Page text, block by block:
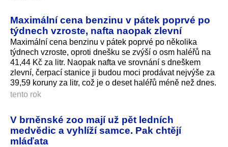
Maximální cena benzinu v pátek poprvé po
týdnech vzroste, nafta naopak zlevní
Maximální cena benzinu v pátek poprvé po několika
týdnech vzroste, oproti dnešku se zvýší o osm haléřů na
41,44 Kč za litr. Naopak nafta ve srovnání s dneškem
zlevní, čerpací stanice ji budou moci prodávat nejvýše za
39,59 koruny za litr, což je o deset haléřů méně než dnes.
tento rok
V brněnské zoo mají už pět ledních
medvědic a vyhlíží samce. Pak chtějí
mláďata